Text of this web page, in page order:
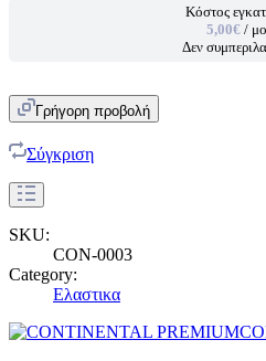
Κόστος
5,00€ /
Δεν
Γρήγορη προβολή
Σύγκριση
SKU:
CON-0003
Category:
Ελαστικα